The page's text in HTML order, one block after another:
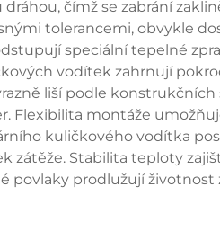
čímž se zabrání
tolerancemi, obvykle
speciální tepelné
vodítek zahrnují
liší podle
Flexibilita montáže
kuličkového vodítka
zátěže. Stabilita teploty
povlaky prodlužují životnost